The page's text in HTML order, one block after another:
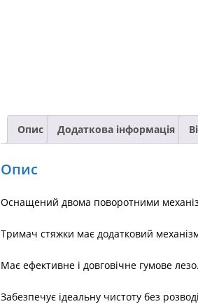
Опис Додаткова інформація
Опис
Оснащений двома поворотними
Тримач стяжки має додатковий
Має ефективне і довговічне гумове лезо.
Забезпечує ідеальну чистоту без